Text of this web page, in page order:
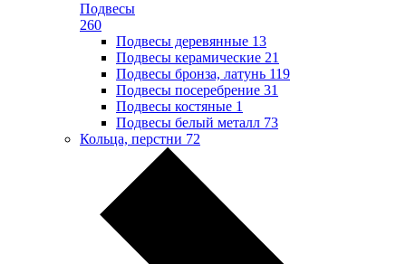
Подвесы
260
Подвесы деревянные 13
Подвесы керамические 21
Подвесы бронза, латунь 119
Подвесы посеребрение 31
Подвесы костяные 1
Подвесы белый металл 73
Кольца, перстни 72